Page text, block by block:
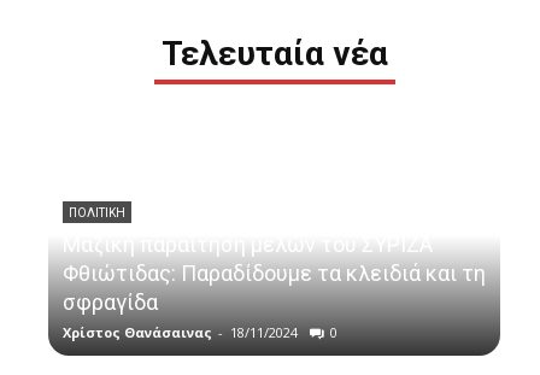
Τελευταία νέα
ΠΟΛΙΤΙΚΗ
Μαζική παραίτηση μελών του ΣΥΡΙΖΑ
Φθιώτιδας: Παραδίδουμε τα κλειδιά και τη
σφραγίδα
Χρίστος Θανάσαινας - 18/11/2024 0